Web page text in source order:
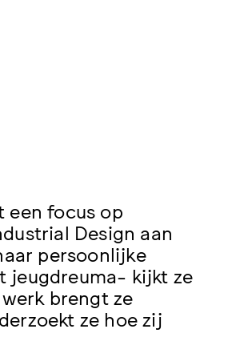
een focus op
Design aan
persoonlijke
jeugdreuma- kijkt ze
brengt ze
ze hoe zij